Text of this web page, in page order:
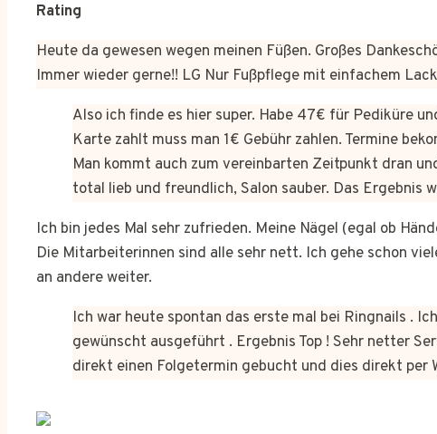
Rating
Heute da gewesen wegen meinen Füßen. Großes
Immer wieder gerne!! LG Nur Fußpflege mit einfachem Lack
Also ich finde es hier super. Habe 47€ für Pediküre
Karte zahlt muss man 1€ Gebühr zahlen. Termine
Man kommt auch zum vereinbarten Zeitpunkt dran
total lieb und freundlich, Salon sauber. Das Ergebnis
Ich bin jedes Mal sehr zufrieden. Meine Nägel (egal ob
Die Mitarbeiterinnen sind alle sehr nett. Ich gehe schon
an andere weiter.
Ich war heute spontan das erste mal bei Ringnails .
gewünscht ausgeführt . Ergebnis Top ! Sehr netter
direkt einen Folgetermin gebucht und dies direkt per